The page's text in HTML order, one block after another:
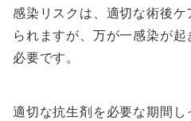
感染リスクは、適切な術後ケ
られますが、万が一感染が
必要です。
適切な抗生剤を必要な期間